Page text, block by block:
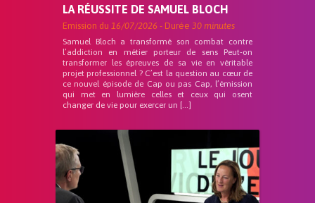
LA RÉUSSITE DE SAMUEL BLOCH
Emission du 16/07/2026 - Durée 30 minutes
Samuel Bloch a transformé son combat contre
l’addiction en métier porteur de sens Peut-on
transformer les épreuves de sa vie en véritable
projet professionnel ? C’est la question au cœur de
ce nouvel épisode de Cap ou pas Cap, l’émission
qui met en lumière celles et ceux qui osent
changer de vie pour exercer un […]